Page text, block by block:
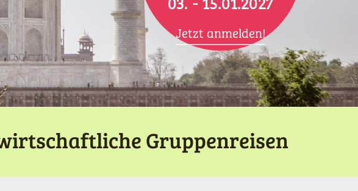
03. -15.01.2027
Jetzt anmelden!
Gruppenreisen